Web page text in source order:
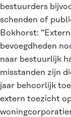
bestuurders
schenden of
Bokhorst:
bevoegdheden
naar bestuurlijk
misstanden zijn
jaar behoorlijk
extern toezicht